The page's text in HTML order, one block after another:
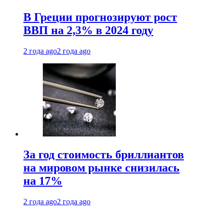
В Греции прогнозируют рост
ВВП на 2,3% в 2024 году
2 года ago2 года ago
За год стоимость бриллиантов
на мировом рынке снизилась
на 17%
2 года ago2 года ago